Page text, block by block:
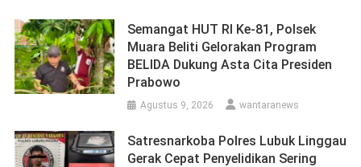
Semangat HUT RI Ke-81, Polsek
Muara Beliti Gelorakan Program
BELIDA Dukung Asta Cita Presiden
Prabowo
Agustus 9, 2026 wantaranews
Satresnarkoba Polres Lubuk Linggau
Gerak Cepat Penyelidikan Sering